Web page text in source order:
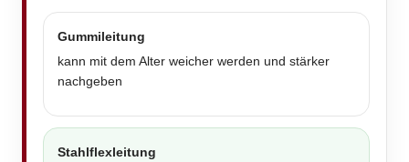
Gummileitung
kann mit dem Alter weicher werden und stärker
nachgeben
Stahlflexleitung